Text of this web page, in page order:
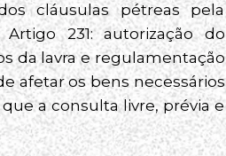
cláusulas pétreas pela
231: autorização do
da lavra e regulamentação
afetar os bens necessários
a consulta livre, prévia e